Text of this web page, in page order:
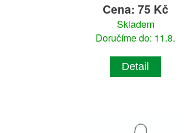
Cena: 75 Kč
Skladem
Doručíme do: 11.8.
Detail